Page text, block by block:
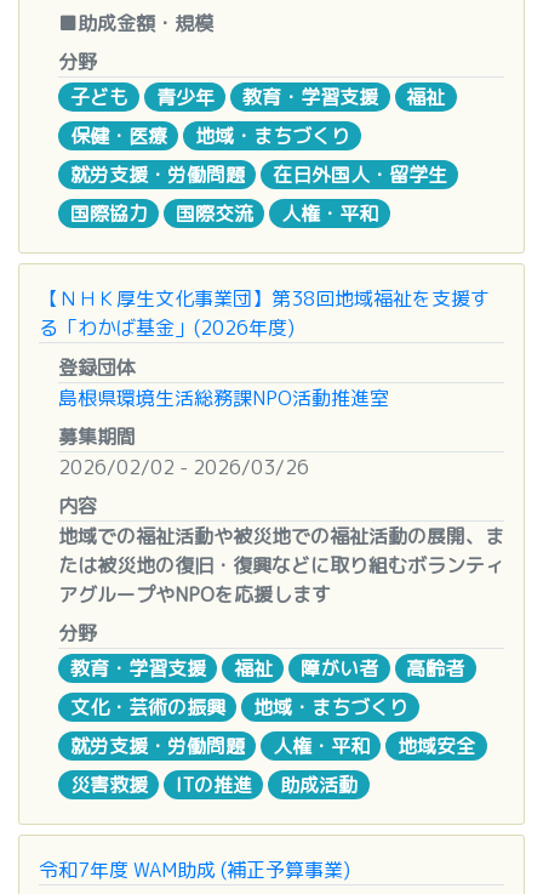
電話0852-22-6449
【応募方法】
次の書類をEメールでご提出ください。
郵送、宅配便でのご提出も可能です。
・応募用紙(こちらからダウンロードできます)
・応募レポート(2,000字程度)
・写真(5～6枚程度)
・その他(任意) 上記以外に、活動内容を補足する文
書、実施記録等がある場合には添付してお送りくだ
さい。
※応募用紙、応募レポートはできるだけWord形式
でお送りください。
詳細についてはこちらをご確認ください。
【お問い合わせ先・応募先】
公益財団法人あしたの日本を創る協会
〒113-0033 東京都文京区本郷2-4-7 大成堂ビル4
階
TEL 03－6240－0778
FAX 03－6240－0779
E-mail
■助成金額・規模
○助成総額は下記４つのプログラムの合計で約４,
３００万円を予定しています。
○１活動（事業）あたりの助成上限額は下記のとお
りです。
①生活等支援プログラム ３００万円
②共生促進プログラム １００万円
③中間支援・ネットワーク支援プログラム ２００
万円
④調査研究プログラム ２００万円
■助成プログラム
①生活等支援プログラム
生活困窮や社会的孤立などの困難な状況にある外国
にルーツがある人々を支援する活動
＜主な支援活動の例＞
・働く先を失った外国にルーツがある人への就労支
援
・外国にルーツがある人々をとりまく労働環境を支
え改善するための活動
・外国にルーツがある子どもへの学習支援や学習環
境の整備
・外国にルーツがある人々への医療ニーズ等への支
援
・生活に必要な情報などの翻訳、通訳の支援
・外国にルーツがある人への居場所提供など孤立を
・困窮状態にある外国にルーツがある家庭への食糧
や日用品配布を通じた支援
分野
子ども
青少年 教育・学習支援
福祉
保健・医療
地域・まちづくり
就労支援・労働問題
在日外国人・留学生
国際協力
国際交流 人権・平和
【ＮＨＫ厚生文化事業団】第38回地域福祉を支援す
る「わかば基金」(2026年度)
登録団体
島根県環境生活総務課NPO活動推進室
募集期間
2026/02/02 - 2026/03/26
内容
地域での福祉活動や被災地での福祉活動の展開、ま
たは被災地の復旧・復興などに取り組むボランティ
アグループやNPOを応援します
■趣旨
「わかば基金」は、地域に根ざした福祉活動を展開
しているNPOやボランティアグループが、
活動の幅を広げるための支援をしています。
福祉にとって厳しい時代が続く今だからこそ、「わ
かば基金」は地域に芽吹いた活動をもっと応援して
いきます。
次の2つの方法で、活動を応援します。
多くのグループからの申し込みをお待ちしていま
分野
教育・学習支援
福祉 障がい者
高齢者
文化・芸術の振興
地域・まちづくり
就労支援・労働問題
人権・平和
地域安全
災害救援
ITの推進 助成活動
令和7年度 WAM助成 (補正予算事業)